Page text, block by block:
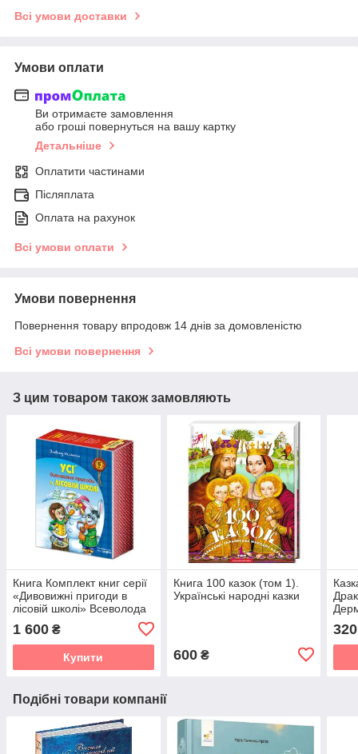
Всі умови доставки
Умови оплати
Ви отримаєте замовлення
або гроші повернуться на вашу картку
Детальніше
Оплатити частинами
Післяплата
Оплата на рахунок
Всі умови оплати
Умови повернення
Повернення товару впродовж 14 днів за домовленістю
Всі умови повернення
З цим товаром також замовляють
Книга Комплект книг серії
«Дивовижні пригоди в
лісовій школі» Всеволода
1 600 ₴
Купити
Книга 100 казок (том 1).
Українські народні казки
600₴
320
Подібні товари компанії